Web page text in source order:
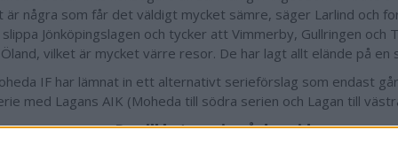
är några som får det väldigt mycket sämre, säger Larlind och
slippa Jönköpingslagen och tycker att Vimmerby, Gullringen och
vilket är mycket värre resor. De har lagt allt elände på en
IF har lämnat in ett alternativt serieförslag som endast
med Lagans AIK (Moheda till södra serien och Lagan till
De vill byta serie på damsidan